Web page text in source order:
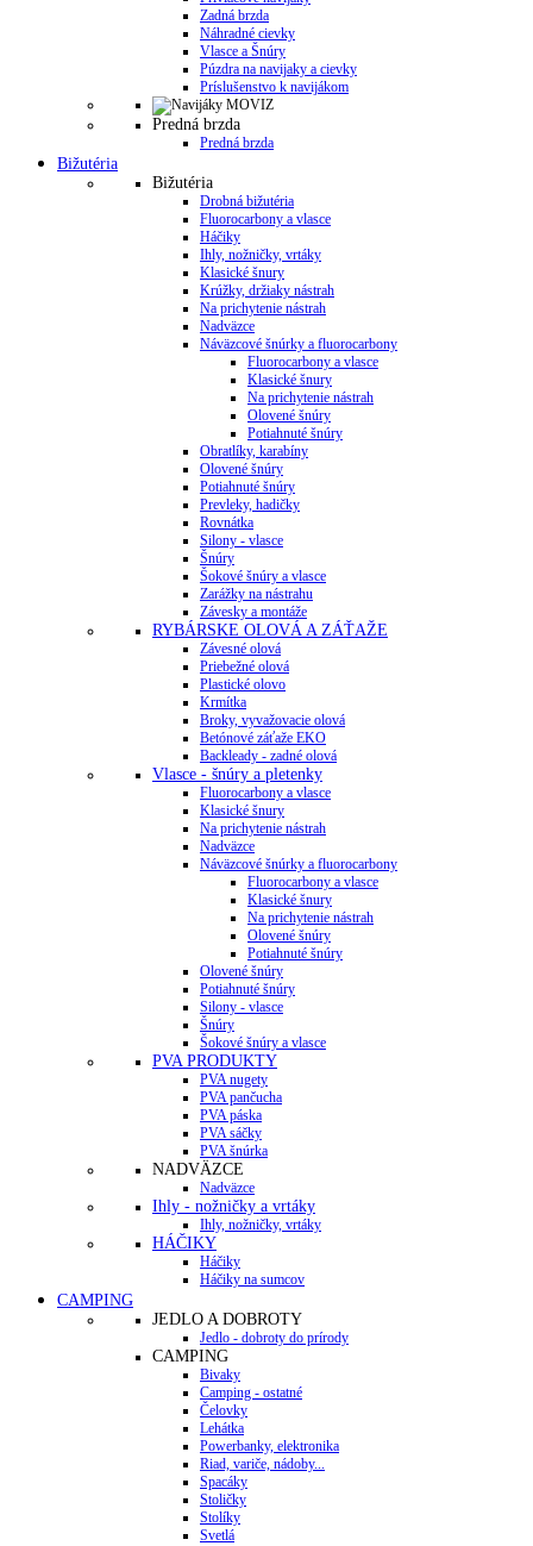
Zadná brzda
Náhradné cievky
Vlasce a Šnúry
Púzdra na navijaky a cievky
Príslušenstvo k navijákom
Predná brzda
Predná brzda
Bižutéria
Bižutéria
Drobná bižutéria
Fluorocarbony a vlasce
Háčiky
Ihly, nožničky, vrtáky
Klasické šnury
Krúžky, držiaky nástrah
Na prichytenie nástrah
Nadväzce
Náväzcové šnúrky a fluorocarbony
Fluorocarbony a vlasce
Klasické šnury
Na prichytenie nástrah
Olovené šnúry
Potiahnuté šnúry
Obratlíky, karabíny
Olovené šnúry
Potiahnuté šnúry
Prevleky, hadičky
Rovnátka
Silony - vlasce
Šnúry
Šokové šnúry a vlasce
Zarážky na nástrahu
Závesky a montáže
RYBÁRSKE OLOVÁ A ZÁŤAŽE
Závesné olová
Priebežné olová
Plastické olovo
Krmítka
Broky, vyvažovacie olová
Betónové záťaže EKO
Backleady - zadné olová
Vlasce - šnúry a pletenky
Fluorocarbony a vlasce
Klasické šnury
Na prichytenie nástrah
Nadväzce
Náväzcové šnúrky a fluorocarbony
Fluorocarbony a vlasce
Klasické šnury
Na prichytenie nástrah
Olovené šnúry
Potiahnuté šnúry
Olovené šnúry
Potiahnuté šnúry
Silony - vlasce
Šnúry
Šokové šnúry a vlasce
PVA PRODUKTY
PVA nugety
PVA pančucha
PVA páska
PVA sáčky
PVA šnúrka
NADVÄZCE
Nadväzce
Ihly - nožničky a vrtáky
Ihly, nožničky, vrtáky
HÁČIKY
Háčiky
Háčiky na sumcov
CAMPING
JEDLO A DOBROTY
Jedlo - dobroty do prírody
CAMPING
Bivaky
Camping - ostatné
Čelovky
Lehátka
Powerbanky, elektronika
Riad, variče, nádoby...
Spacáky
Stoličky
Stolíky
Svetlá